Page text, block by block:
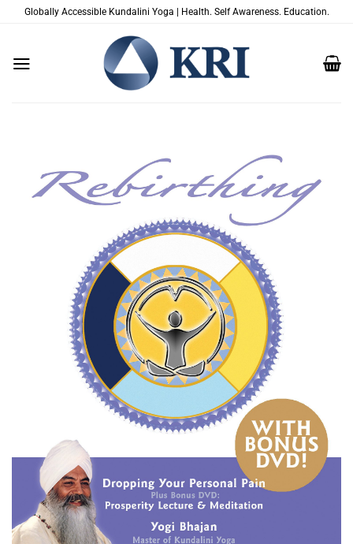
Globally Accessible Kundalini Yoga | Health. Self Awareness. Education.